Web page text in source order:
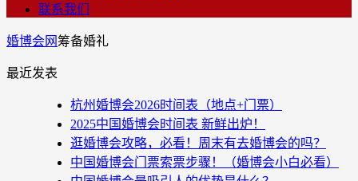
联系我们
婚博会网筹备婚礼
最近发表
杭州婚博会2026时间表（地点+门票）
2025中国婚博会时间表 新鲜出炉！
逛婚博会攻略，必看！周末有去婚博会的吗？
中国婚博会门票索票步骤！（婚博会小白必看）